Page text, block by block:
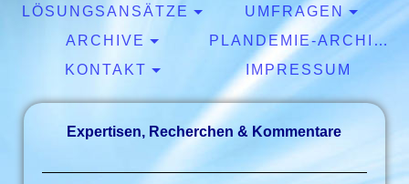
LÖSUNGSANSÄTZE
UMFRAGEN
ARCHIVE
PLANDEMIE-ARCHIV
KONTAKT
IMPRESSUM
Expertisen, Recherchen & Kommentare